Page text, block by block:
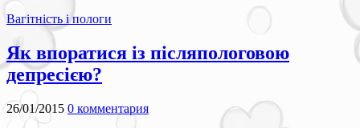
Вагітність і пологи
Як впоратися із післяпологовою
депресією?
26/01/2015 0 комментария